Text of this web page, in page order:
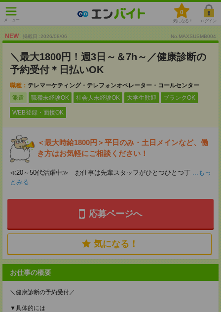
メニュー
0
気になる！ ログイン
NEW 掲載日 :2026/08/06 No.MAXSUSMB004
＼最大1800円！週3日～＆7h～／健康診断の
予約受付＊日払いOK
職種： テレマーケティング・テレフォンオペレーター・コールセンター
派遣
職種未経験OK 社会人未経験OK 大学生歓迎 ブランクOK
WEB登録・面接OK
＜最大時給1800円＞平日のみ・土日メインなど、働
き方はお気軽にご相談ください！
≪20～50代活躍中≫ お仕事は先輩スタッフがひとつひとつ丁 ...もっ
とみる
応募ページへ
気になる！
お仕事の概要
＼健康診断の予約受付／
▼具体的には